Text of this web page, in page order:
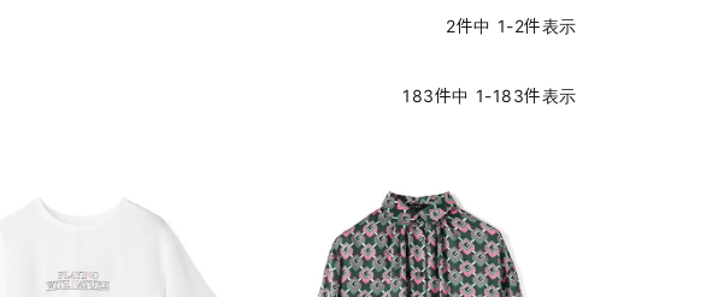
2件中 1-2件表示
183件中 1-183件表示